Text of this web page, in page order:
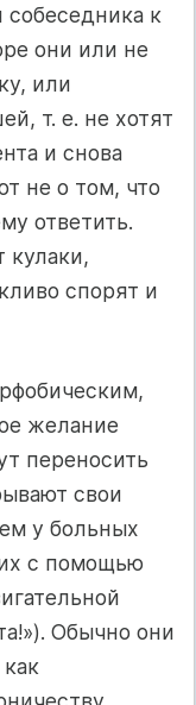
к
они или не
или
т. е. не хотят
и снова
не о том, что
ответить.
кулаки,
спорят и
желание
переносить
свои
у больных
с помощью
Обычно они